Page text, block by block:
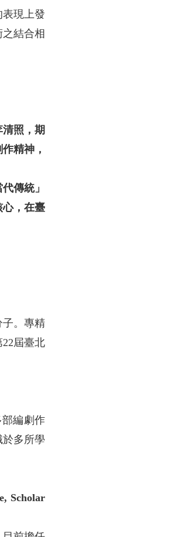
現上發
結合相
照，期
精神，
傳統」
心，在臺
子。專精
屆臺北
編劇作
多所學
Scholar